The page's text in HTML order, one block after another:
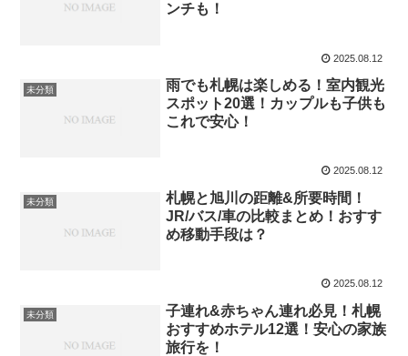
ンチも！
2025.08.12
未分類
雨でも札幌は楽しめる！室内観光
スポット20選！カップルも子供も
これで安心！
2025.08.12
未分類
札幌と旭川の距離&所要時間！
JR/バス/車の比較まとめ！おすす
め移動手段は？
2025.08.12
未分類
子連れ&赤ちゃん連れ必見！札幌
おすすめホテル12選！安心の家族
旅行を！